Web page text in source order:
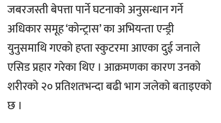
जबरजस्ती बेपत्ता पार्ने घटनाको अनुसन्धान गर्ने
अधिकार समूह ‘कोन्ट्रास’ का अभियन्ता एन्ड्री
युनुसमाथि गएको हप्ता स्कुटरमा आएका दुई जनाले
एसिड प्रहार गरेका थिए । आक्रमणका कारण उनको
शरीरको २० प्रतिशतभन्दा बढी भाग जलेको बताइएको
छ ।